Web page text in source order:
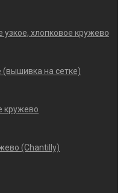
хлопковое кружево
(вышивка на сетке)
кружево
(Chantilly)